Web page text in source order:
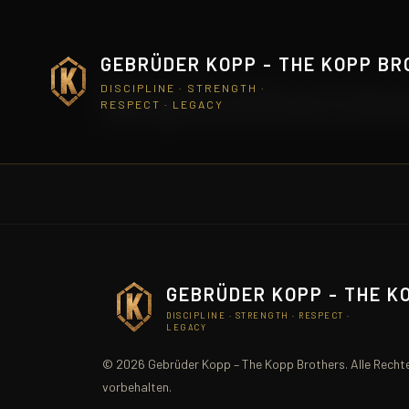
GEBRÜDER KOPP - THE KOPP
DISCIPLINE · STRENGTH ·
RESPECT · LEGACY
GEBRÜDER KOPP - THE
DISCIPLINE · STRENGTH · RESPECT ·
LEGACY
© 2026 Gebrüder Kopp – The Kopp Brothers. Alle
vorbehalten.